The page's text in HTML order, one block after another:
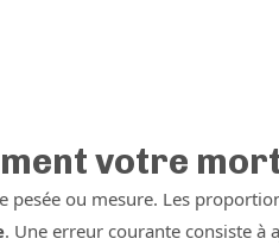
votre
ou mesure. Les
. Une erreur courante consiste à